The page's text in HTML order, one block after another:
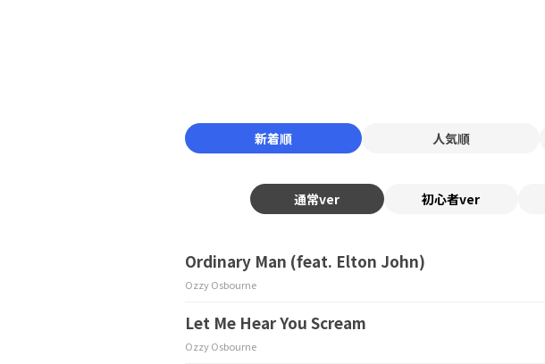
新着順 人気順
通常ver 初心者ver
Ordinary Man (feat. Elton John)
Ozzy Osbourne
Let Me Hear You Scream
Ozzy Osbourne